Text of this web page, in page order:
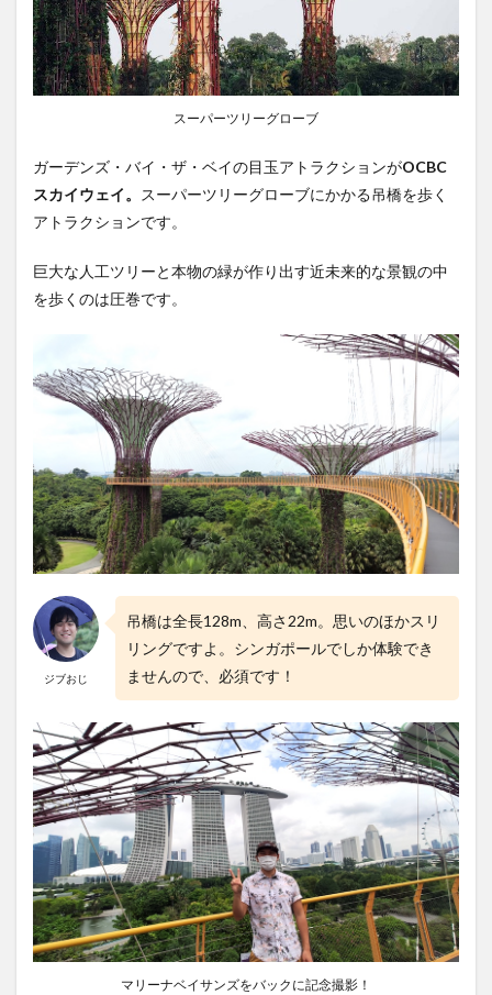
スーパーツリーグローブ
ガーデンズ・バイ・ザ・ベイの目玉アトラクションがOCBC
スカイウェイ。
スーパーツリーグローブにかかる吊橋を歩く
アトラクションです。
巨大な人工ツリーと本物の緑が作り出す近未来的な景観の中
を歩くのは圧巻です。
ジブおじ
吊橋は全長128m、高さ22m。思いのほかスリ
リングですよ。シンガポールでしか体験でき
ませんので、必須です！
マリーナベイサンズをバックに記念撮影！